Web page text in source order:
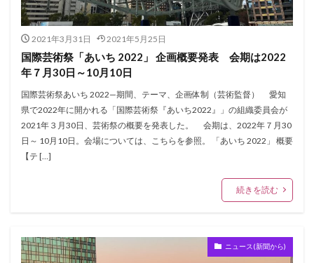
2021年3月31日 2021年5月25日
国際芸術祭「あいち 2022」 企画概要発表 会期は2022
年７月30日～10月10日
国際芸術祭あいち 2022—期間、テーマ、企画体制（芸術監督） 愛知
県で2022年に開かれる「国際芸術祭『あいち2022』」の組織委員会が
2021年３月30日、芸術祭の概要を発表した。 会期は、2022年７月30
日～ 10月10日。会場については、こちらを参照。 「あいち 2022」 概要
【テ […]
続きを読む
ニュース(新聞から)